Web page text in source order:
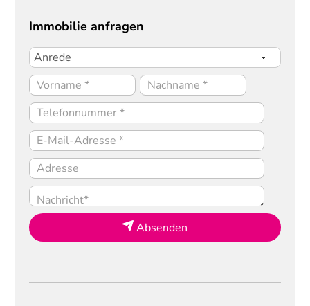
Immobilie anfragen
Absenden